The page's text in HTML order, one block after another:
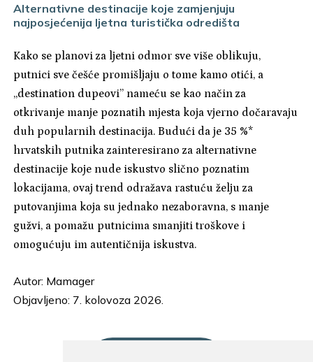
Alternativne destinacije koje zamjenjuju
najposjećenija ljetna turistička odredišta
Kako se planovi za ljetni odmor sve više oblikuju,
putnici sve češće promišljaju o tome kamo otići, a
„destination dupeovi” nameću se kao način za
otkrivanje manje poznatih mjesta koja vjerno dočaravaju
duh popularnih destinacija. Budući da je 35 %*
hrvatskih putnika zainteresirano za alternativne
destinacije koje nude iskustvo slično poznatim
lokacijama, ovaj trend odražava rastuću želju za
putovanjima koja su jednako nezaboravna, s manje
gužvi, a pomažu putnicima smanjiti troškove i
omogućuju im autentičnija iskustva.
Autor: Mamager
Objavljeno: 7. kolovoza 2026.